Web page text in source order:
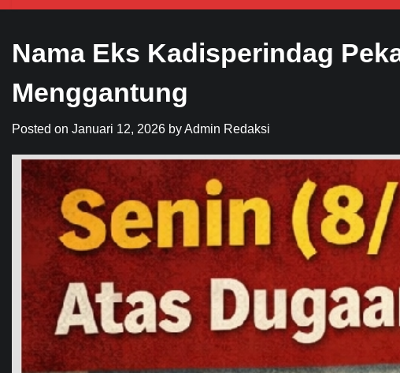
Nama Eks Kadisperindag
Menggantung
Posted on Januari 12, 2026 byAdmin Redaksi